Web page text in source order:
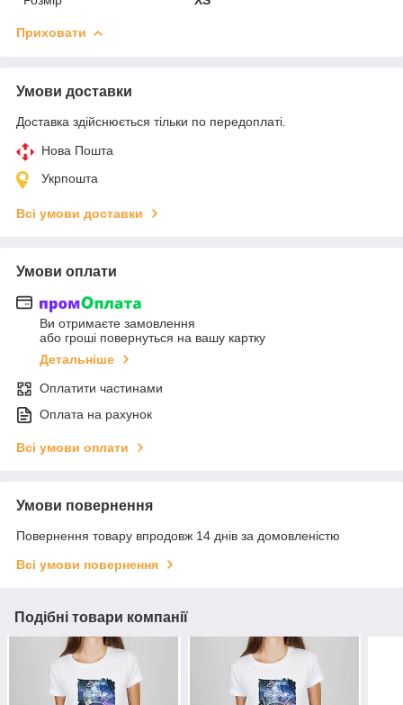
Приховати
Умови доставки
Доставка здійснюється тільки по передоплаті.
Нова Пошта
Укрпошта
Всі умови доставки
Умови оплати
Ви отримаєте замовлення
або гроші повернуться на вашу картку
Детальніше
Оплатити частинами
Оплата на рахунок
Всі умови оплати
Умови повернення
Повернення товару впродовж 14 днів за домовленістю
Всі умови повернення
Подібні товари компанії